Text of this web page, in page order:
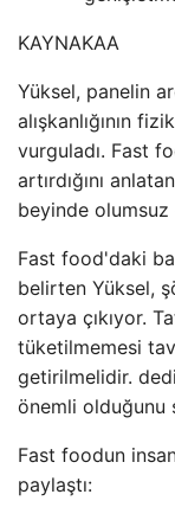
KAYNAKAA
Yüksel, panelin
alışkanlığının
vurguladı. Fast
artırdığını
beyinde
Fast food'daki
belirten Yüksel,
ortaya çıkıyor.
tüketilmemesi
getirilmelidir.
önemli olduğunu
Fast foodun
paylaştı: